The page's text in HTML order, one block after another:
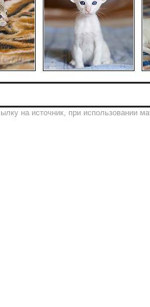
на источник, при использовании